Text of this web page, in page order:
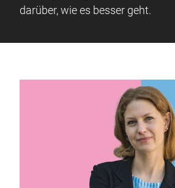
darüber, wie es besser geht.